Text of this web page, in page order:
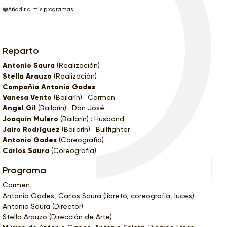
Añadir a mis programas
Reparto
Antonio Saura (Realización)
Stella Arauzo (Realización)
Compañía Antonio Gades
Vanesa Vento (Bailarín) : Carmen
Angel Gil (Bailarín) : Don José
Joaquín Mulero (Bailarín) : Husband
Jairo Rodríguez (Bailarín) : Bullfighter
Antonio Gades (Coreografía)
Carlos Saura (Coreografía)
Programa
Carmen
Antonio Gades, Carlos Saura (libreto, coreografía, luces)
Antonio Saura (Director)
Stella Arauzo (Dirección de Arte)